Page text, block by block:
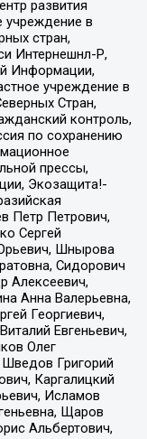
развития
учреждение в
стран,
Интернешнл-Р,
Информации,
учреждение в
Стран,
контроль,
по сохранению
прессы,
Экозащита!-
Петр Петрович,
Сергей
Шнырова
Сидорович
Алексеевич,
Анна Валерьевна,
Георгиевич,
Евгеньевич,
Олег
Григорий
Каргалицкий
Исламов
Щаров
Альбертович,